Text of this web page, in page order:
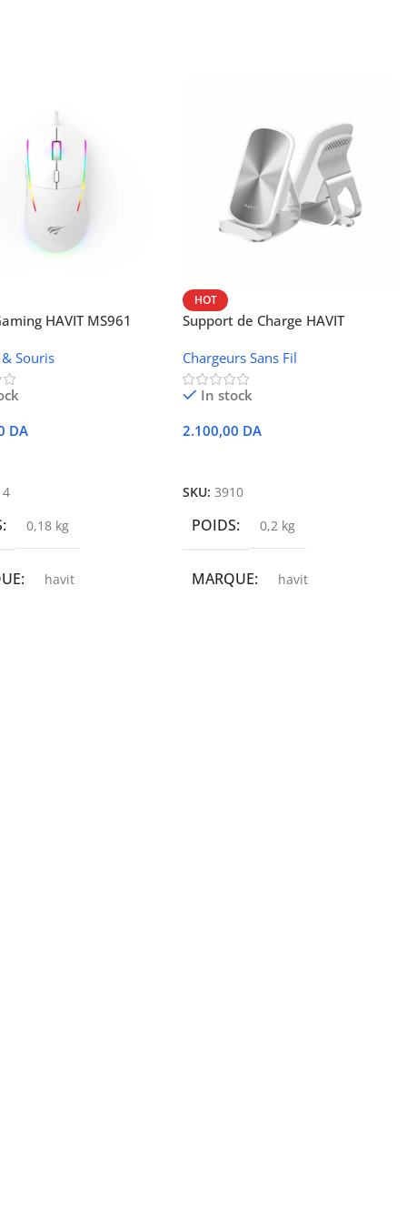
HAVIT MS961
Souris
DA
0,18 kg
havit
HOT
Support de Charge HAVIT
Chargeurs Sans Fil
In stock
2.100,00 DA
SKU:3910
POIDS 0,2 kg
MARQUE havit